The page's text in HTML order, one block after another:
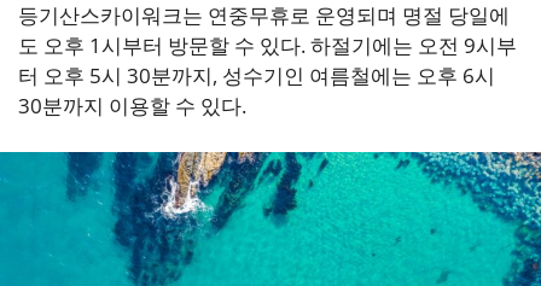
등기산스카이워크는 연중무휴로 운영되며 명절 당일에
도 오후 1시부터 방문할 수 있다. 하절기에는 오전 9시부
터 오후 5시 30분까지, 성수기인 여름철에는 오후 6시
30분까지 이용할 수 있다.